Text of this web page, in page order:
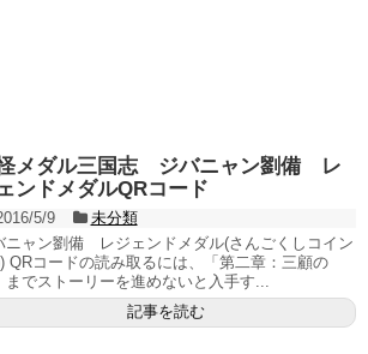
メダル三国志 ジバニャン劉備 レ
ンドメダルQRコード
5/9
未分類
ニャン劉備 レジェンドメダル(さんごくしコイン
QRコードの読み取るには、「第二章：三顧の
までストーリーを進めないと入手す...
記事を読む